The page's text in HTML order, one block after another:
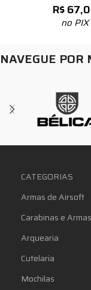
R$
no PIX
NAVEGUE POR
CATEGORIAS
Armas de Airsoft
Carabinas e
Arquearia
Cutelaria
Mochilas